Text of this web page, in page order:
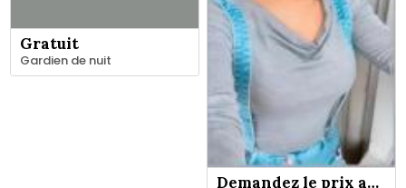
Gratuit
Gardien de nuit
Demandez le prix au vendeur